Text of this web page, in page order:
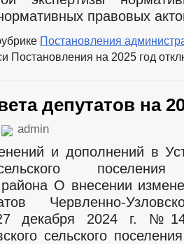
правовых
Постановления
Постановления на 2025 год
депутатов на
admin
и дополнений в
поселения
района О внесении
Червленно-
декабря 2024 г.
сельского